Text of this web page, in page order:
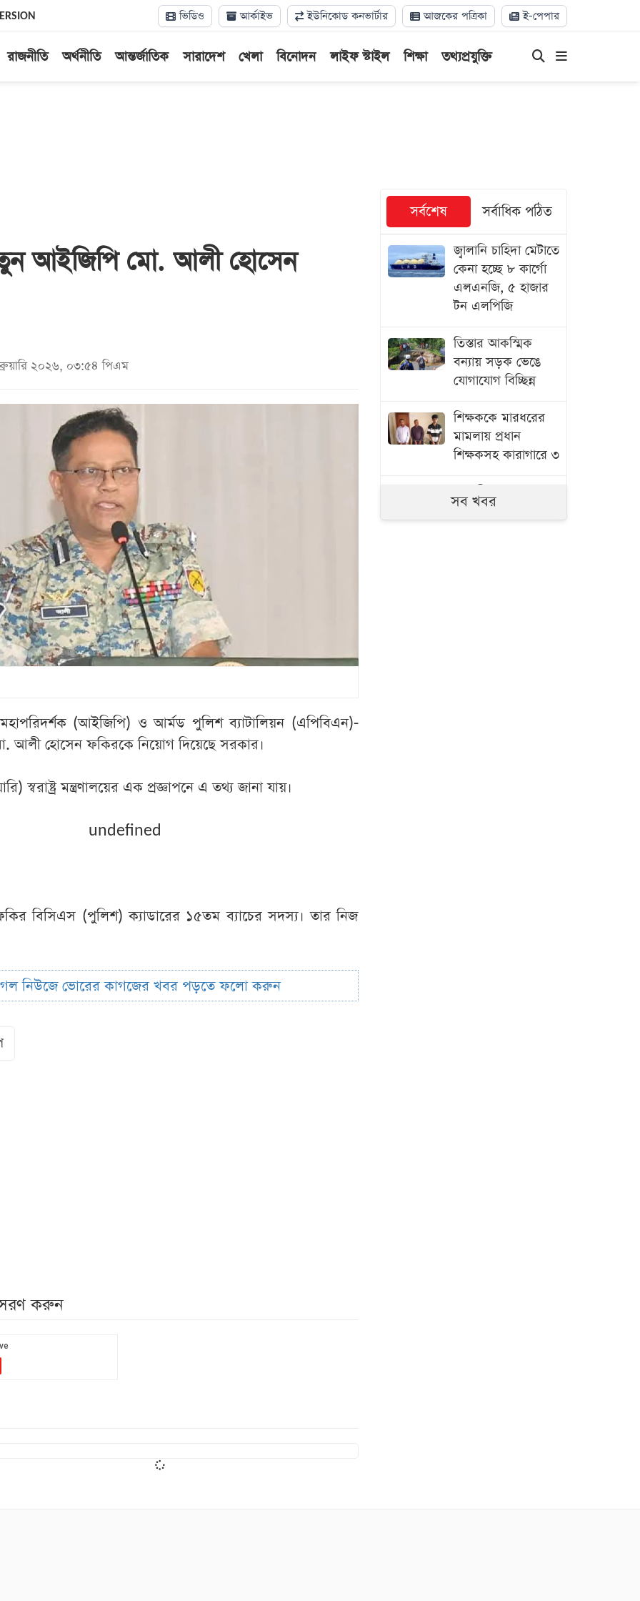
ভিডিও আর্কাইভ ইউনিকোড কনভার্টার আজকের পত্রিকা ই-পেপার
রাজনীতি অর্থনীতি আন্তর্জাতিক সারাদেশ খেলা বিনোদন লাইফ স্টাইল শিক্ষা তথ্যপ্রযুক্তি
আইজিপি মো. আলী হোসেন
২০২৬, ০৩:৫৪ পিএম
(আইজিপি) ও আর্মড পুলিশ ব্যাটালিয়ন (এপিবিএন)-
আলী হোসেন ফকিরকে নিয়োগ দিয়েছে সরকার।
স্বরাষ্ট্র মন্ত্রণালয়ের এক প্রজ্ঞাপনে এ তথ্য জানা যায়।
undefined
বিসিএস (পুলিশ) ক্যাডারের ১৫তম ব্যাচের সদস্য। তার নিজ
নিউজে ভোরের কাগজের খবর পড়তে ফলো করুন
করুন
সর্বশেষ সর্বাধিক পঠিত
জ্বালানি চাহিদা মেটাতে
কেনা হচ্ছে ৮ কার্গো
এলএনজি, ৫ হাজার
টন এলপিজি
তিস্তার আকস্মিক
বন্যায় সড়ক ভেঙে
যোগাযোগ বিচ্ছিন্ন
শিক্ষককে মারধরের
মামলায় প্রধান
শিক্ষকসহ কারাগারে ৩
সাতক্ষীরায় ৬ কোটি
টাকার ‘কুশ’ মাদক
সব খবর